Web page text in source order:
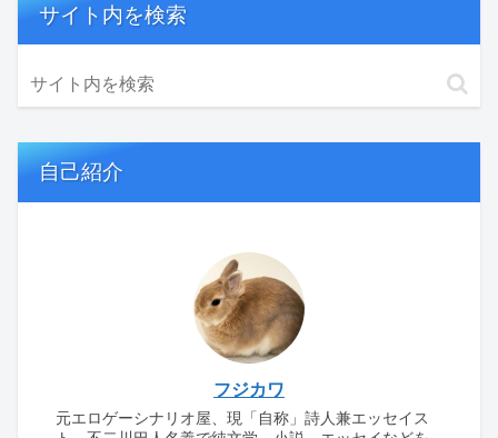
サイト内を検索
自己紹介
フジカワ
元エロゲーシナリオ屋、現「自称」詩人兼エッセイス